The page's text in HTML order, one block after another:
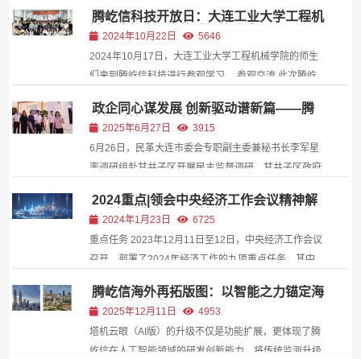
腾屹信科技开放日：大连工业大学工程机
械学院师生深度体验智能建造！
2024年10月22日
5646
2024年10月17日，大连工业大学工程机械学院的师生
们来到腾屹信科技进行参观学习。 参观交流 此次腾屹
理、人工智能机器人等领域做分享，让大连工业大学工
程机械学院的师生们进一步了解目前智能建造的前沿技
术...
政企同心谋发展 创新驱动谱新篇——腾
屹信科技迎接民革市委会民主监督调研
2025年6月27日
3915
6月26日，民革大连市委会专职副主委兼秘书长李军星
率调研组赴甘井子区开展民主监督调研。甘井子区政府
春、副部长刘韧，辛寨子街道、革镇堡街道办事处主任
及相关单位负责人陪同调研。公司副总经理任丽颖、丁
极携团...
2024重点|领会中央经济工作会议精神解
码建筑业如何“以科技创新引领现代化产
业体系建设”
2024年1月23日
6725
重点任务 2023年12月11日至12日，中央经济工作会议
召开，部署了2024年经济工作的九项重点任务，其中
需求”这两项任务，从供给和需求平衡发展的角度为
2024年的经济工作指明了方向。 政策方向 会议指出...
腾屹信海外再拓版图：以智能之力锚定海
外智建新高度
2025年12月11日
4953
塔机云眼（AI版）的升级不仅是功能扩展，更体现了腾
屹信在人工智能领域的研发创新能力。将传统监测升级